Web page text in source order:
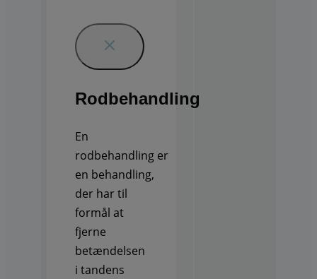
Rodbehandling
En
rodbehandling er
en behandling,
der har til
formål at
fjerne
betændelsen
i tandens